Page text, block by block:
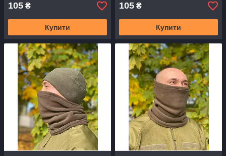
105 ₴
Купити
105 ₴
Купити